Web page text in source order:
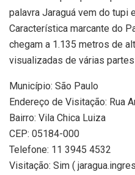
palavra Jaraguá vem do tupi
Característica marcante do
chegam a 1.135 metros de
visualizadas de várias
Município: São Paulo
Endereço de Visitação: Rua
Bairro: Vila Chica Luiza
CEP: 05184-000
Telefone: 11 3945 4532
Visitação: Sim (